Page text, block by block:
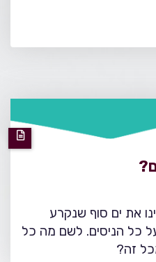
את ים סוף שנקרע
על כל הניסים. לשם מה כל
זה?